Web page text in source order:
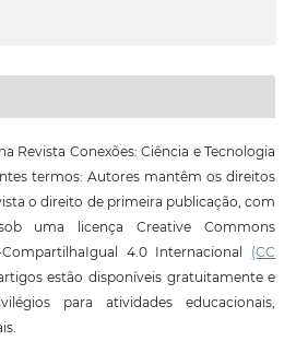
Revista Conexões: Ciência e Tecnologia
termos: Autores mantêm os direitos
o direito de primeira publicação, com
uma licença Creative Commons
4.0 Internacional (CC
estão disponíveis gratuitamente e
para atividades educacionais,